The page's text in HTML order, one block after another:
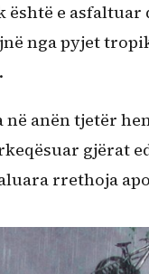
është e asfaltuar
nga pyjet
anën tjetër
gjërat
rrethoja